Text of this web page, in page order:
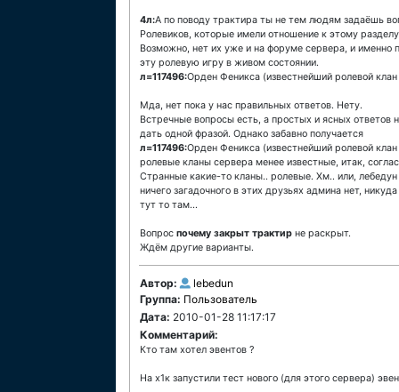
4л:А по поводу трактира ты не тем людям задаёшь
Ролевиков, которые имели отношение к этому
Возможно, нет их уже и на форуме сервера, и
эту ролевую игру в живом состоянии.
л=117496:Орден Феникса (известнейший ролевой
Мда, нет пока у нас правильных ответов. Нету.
Встречные вопросы есть, а простых и ясных ответов
дать одной фразой. Однако забавно получается
л=117496:Орден Феникса (известнейший ролевой
ролевые кланы сервера менее известные, итак,
Странные какие-то кланы.. ролевые. Хм.. или,
ничего загадочного в этих друзьях админа нет,
тут то там...
Вопрос почему закрыт трактир не раскрыт.
Ждём другие варианты.
Автор:
lebedun
Группа: Пользователь
Дата: 2010-01-28 11:17:17
Комментарий:
Кто там хотел эвентов ?
На х1к запустили тест нового (для этого сервера)